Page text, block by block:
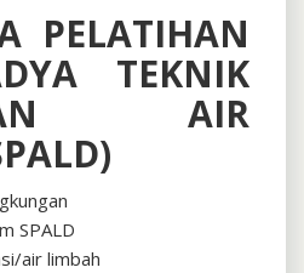
PELATIHAN
TEKNIK
AIR
SPALD
air limbah